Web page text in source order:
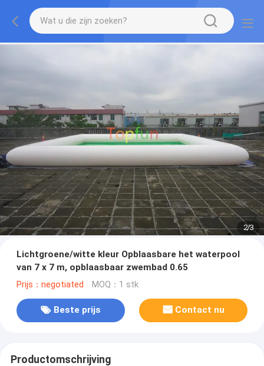
2/3
Lichtgroene/witte kleur Opblaasbare het waterpool
van 7 x 7 m, opblaasbaar zwembad 0.65
Prijs：negotiated MOQ：1 stk
Beste prijs Contact nu
Productomschrijving